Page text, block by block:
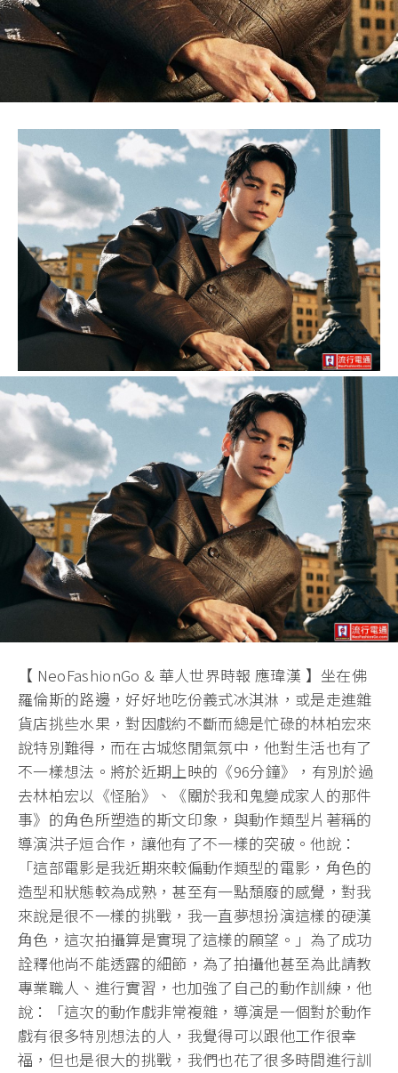
【 NeoFashionGo & 華人世界時報 應瑋漢 】坐在佛
羅倫斯的路邊，好好地吃份義式冰淇淋，或是走進雜
貨店挑些水果，對因戲約不斷而總是忙碌的林柏宏來
說特別難得，而在古城悠閒氣氛中，他對生活也有了
不一樣想法。將於近期上映的《96分鐘》，有別於過
去林柏宏以《怪胎》、《關於我和鬼變成家人的那件
事》的角色所塑造的斯文印象，與動作類型片著稱的
導演洪子烜合作，讓他有了不一樣的突破。他說：
「這部電影是我近期來較偏動作類型的電影，角色的
造型和狀態較為成熟，甚至有一點頹廢的感覺，對我
來說是很不一樣的挑戰，我一直夢想扮演這樣的硬漢
角色，這次拍攝算是實現了這樣的願望。」為了成功
詮釋他尚不能透露的細節，為了拍攝他甚至為此請教
專業職人、進行實習，也加強了自己的動作訓練，他
說：「這次的動作戲非常複雜，導演是一個對於動作
戲有很多特別想法的人，我覺得可以跟他工作很幸
福，但也是很大的挑戰，我們也花了很多時間進行訓